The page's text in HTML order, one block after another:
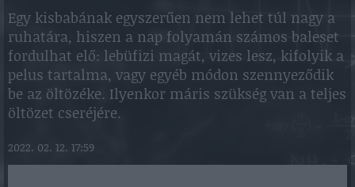
Egy kisbabának egyszerűen nem lehet túl nagy a
ruhatára, hiszen a nap folyamán számos baleset
fordulhat elő: lebüfizi magát, vizes lesz, kifolyik a
pelus tartalma, vagy egyéb módon szennyeződik
be az öltözéke. Ilyenkor máris szükség van a teljes
öltözet cseréjére.
2022. 02. 12. 17:59